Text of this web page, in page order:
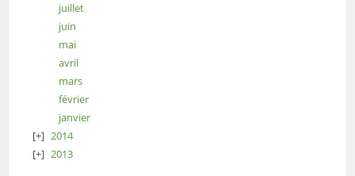
juillet
juin
mai
avril
mars
février
janvier
2014
2013